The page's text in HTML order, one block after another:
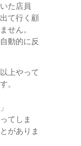
た店員
て行く顧
せん。
動的に反
上やって
。
てしま
がありま